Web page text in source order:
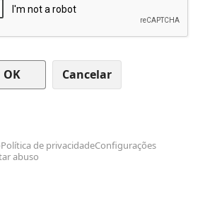
Cancelar
Política de privacidadeConfigurações
abuso